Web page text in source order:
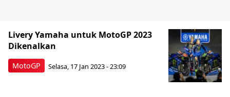
MotoGP
Livery Yamaha untuk MotoGP 2023
Dikenalkan
Selasa, 17 Jan 2023 - 23:09